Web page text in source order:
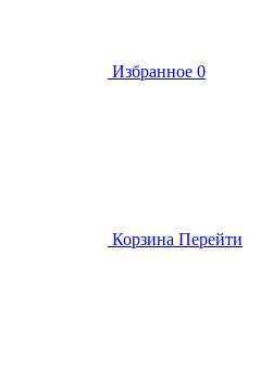
Избранное 0
Корзина Перейти